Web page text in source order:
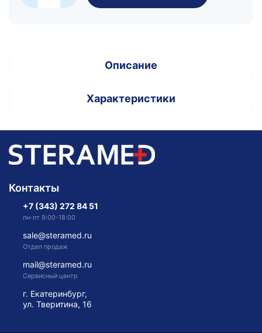
Описание
Характеристики
Контакты
+7 (343) 272 84 51
пн-пт 9:00-18:00
sale@steramed.ru
Отдел продаж
mail@steramed.ru
Сервисный центр
г. Екатеринбург,
ул. Тверитина, 16